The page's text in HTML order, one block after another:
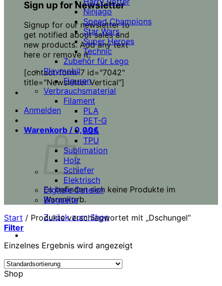
Sign up for Newsletter
Signup for our newsletter to
get notified about sales and
new products. Add any text
here or remove it.
[contact-form-7 id="7042"
title="Newsletter Vertical"]
Anmelden
Warenkorb / 0,00€
Es befinden sich keine Produkte im
Warenkorb.
Zurück zum Shop
Ninjago
Speed Champions
Star Wars
Super Heroes
Technic
Zubehör für Lego
Playmobil
Figuren
Verbrauchsmaterial
Filament
PLA
PET-G
ASA
TPU
Sublimation
Holz
Schiefer
Elektrisch
Digitale Dateien
Blogseite
Start / Produkte verschlagwortet mit „Dschungel“
Filter
Einzelnes Ergebnis wird angezeigt
Shop